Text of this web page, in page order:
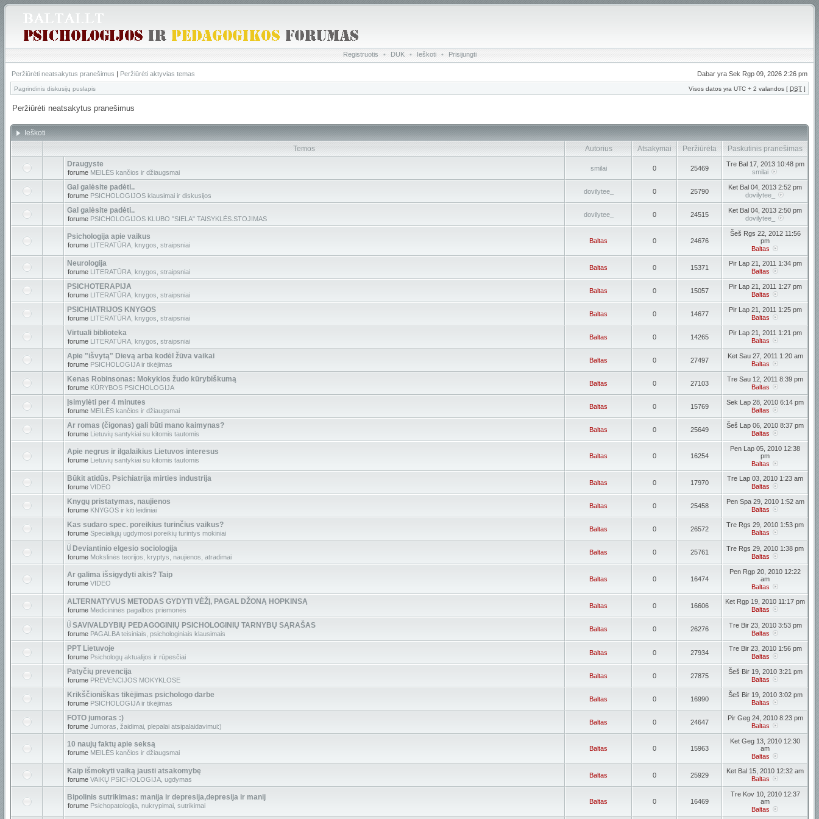
Registruotis • DUK • Ieškoti • Prisijungti
Peržiūrėti neatsakytus pranešimus | Peržiūrėti aktyvias temas Dabar yra Sek Rgp 09, 2026 2:26 pm
Pagrindinis diskusijų puslapis Visos datos yra UTC + 2 valandos [ DST ]
Peržiūrėti neatsakytus pranešimus
Ieškoti
Temos
Autorius Atsakymai Peržiūrėta
Paskutinis pranešimas
Draugyste
forume MEILĖS kančios ir džiaugsmai
smilai 0 25469
Tre Bal 17, 2013 10:48 pm
smilai
Gal galėsite padėti..
forume PSICHOLOGIJOS klausimai ir diskusijos
dovilytee_ 0 25790
Ket Bal 04, 2013 2:52 pm
dovilytee_
Gal galėsite padėti..
forume PSICHOLOGIJOS KLUBO "SIELA" TAISYKLĖS.STOJIMAS
dovilytee_ 0 24515
Ket Bal 04, 2013 2:50 pm
dovilytee_
Psichologija apie vaikus
forume LITERATŪRA, knygos, straipsniai
Baltas 0 24676
Šeš Rgs 22, 2012 11:56
pm
Baltas
Neurologija
forume LITERATŪRA, knygos, straipsniai
Baltas 0 15371
Pir Lap 21, 2011 1:34 pm
Baltas
PSICHOTERAPIJA
forume LITERATŪRA, knygos, straipsniai
Baltas 0 15057
Pir Lap 21, 2011 1:27 pm
Baltas
PSICHIATRIJOS KNYGOS
forume LITERATŪRA, knygos, straipsniai
Baltas 0 14677
Pir Lap 21, 2011 1:25 pm
Baltas
Virtuali biblioteka
forume LITERATŪRA, knygos, straipsniai
Baltas 0 14265
Pir Lap 21, 2011 1:21 pm
Baltas
Apie "išvytą" Dievą arba kodėl žūva vaikai
forume PSICHOLOGIJA ir tikėjimas
Baltas 0 27497
Ket Sau 27, 2011 1:20 am
Baltas
Kenas Robinsonas: Mokyklos žudo kūrybiškumą
forume KŪRYBOS PSICHOLOGIJA
Baltas 0 27103
Tre Sau 12, 2011 8:39 pm
Baltas
Įsimylėti per 4 minutes
forume MEILĖS kančios ir džiaugsmai
Baltas 0 15769
Sek Lap 28, 2010 6:14 pm
Baltas
Ar romas (čigonas) gali būti mano kaimynas?
forume Lietuvių santykiai su kitomis tautomis
Baltas 0 25649
Šeš Lap 06, 2010 8:37 pm
Baltas
Apie negrus ir ilgalaikius Lietuvos interesus
forume Lietuvių santykiai su kitomis tautomis
Baltas 0 16254
Pen Lap 05, 2010 12:38
pm
Baltas
Būkit atidūs. Psichiatrija mirties industrija
forume VIDEO
Baltas 0 17970
Tre Lap 03, 2010 1:23 am
Baltas
Knygų pristatymas, naujienos
forume KNYGOS ir kiti leidiniai
Baltas 0 25458
Pen Spa 29, 2010 1:52 am
Baltas
Kas sudaro spec. poreikius turinčius vaikus?
forume Specialiųjų ugdymosi poreikių turintys mokiniai
Baltas 0 26572
Tre Rgs 29, 2010 1:53 pm
Baltas
Deviantinio elgesio sociologija
forume Mokslinės teorijos, kryptys, naujienos, atradimai
Baltas 0 25761
Tre Rgs 29, 2010 1:38 pm
Baltas
Ar galima išsigydyti akis? Taip
forume VIDEO
Baltas 0 16474
Pen Rgp 20, 2010 12:22
am
Baltas
ALTERNATYVUS METODAS GYDYTI VĖŽĮ, PAGAL DŽONĄ HOPKINSĄ
forume Medicininės pagalbos priemonės
Baltas 0 16606
Ket Rgp 19, 2010 11:17 pm
Baltas
SAVIVALDYBIŲ PEDAGOGINIŲ PSICHOLOGINIŲ TARNYBŲ SĄRAŠAS
forume PAGALBA teisiniais, psichologiniais klausimais
Baltas 0 26276
Tre Bir 23, 2010 3:53 pm
Baltas
PPT Lietuvoje
forume Psichologų aktualijos ir rūpesčiai
Baltas 0 27934
Tre Bir 23, 2010 1:56 pm
Baltas
Patyčių prevencija
forume PREVENCIJOS MOKYKLOSE
Baltas 0 27875
Šeš Bir 19, 2010 3:21 pm
Baltas
Krikščioniškas tikėjimas psichologo darbe
forume PSICHOLOGIJA ir tikėjimas
Baltas 0 16990
Šeš Bir 19, 2010 3:02 pm
Baltas
FOTO jumoras :)
forume Jumoras, žaidimai, plepalai atsipalaidavimui:)
Baltas 0 24647
Pir Geg 24, 2010 8:23 pm
Baltas
10 naujų faktų apie seksą
forume MEILĖS kančios ir džiaugsmai
Baltas 0 15963
Ket Geg 13, 2010 12:30
am
Baltas
Kaip išmokyti vaiką jausti atsakomybę
forume VAIKŲ PSICHOLOGIJA, ugdymas
Baltas 0 25929
Ket Bal 15, 2010 12:32 am
Baltas
Bipolinis sutrikimas: manija ir depresija,depresija ir manij
forume Psichopatologija, nukrypimai, sutrikimai
Baltas 0 16469
Tre Kov 10, 2010 12:37
am
Baltas